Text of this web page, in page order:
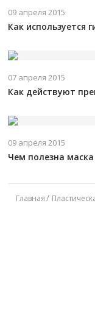
09 апреля 2015
Как используется
07 апреля 2015
Как действуют
09 апреля 2015
Чем полезна
Главная